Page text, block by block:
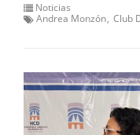
Noticias
Andrea Monzón Club